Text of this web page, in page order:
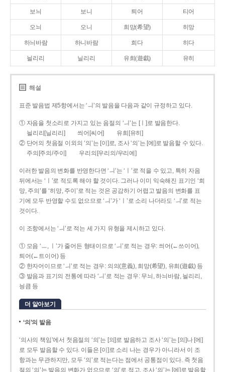
보늬 보니 틔어 티어
오늬 오니 희망(希望) 히망
하늬바람 하니바람 희다 히다
늴리리 닐리리 유희(遊戱) 유히
해설
표준 발음법 제5항에서는 ‘ㅢ’의 발음을 다음과 같이 규정하고 있다.
① 자음을 첫소리로 가지고 있는 음절의 ‘ㅢ’는 [ㅣ]로 발음한다.
늴리리[닐리리]
씌어[씨어]
유희[유히]
② 단어의 첫음절 이외의 ‘의’는 [이]로, 조사 ‘의’는 [에]로 발음할 수 있다.
주의[주의/주이]
우리의[우리의/우리에]
이러한 발음의 변화를 반영한다면 ‘ㅢ’는 ‘ㅣ’로 적을 수 있고, 특히 자음
뒤에서는 ‘ㅣ’로 적도록 해야 할 것이다. 그러나 이미 익숙해진 표기인 ‘희
망, 주의’를 ‘히망, 주이’로 적는 것은 공감하기 어렵고 발음의 변화를 표
기에 모두 반영할 수도 없으므로 ‘ㅢ’가 ‘ㅣ’로 소리 나더라도 ‘ㅢ’로 적는
것이다.
이 조항에서는 ‘ㅢ’로 적는 세 가지 유형을 제시하고 있다.
① 모음 ‘ㅡ, ㅣ’가 줄어든 형태이므로 ‘ㅢ’로 적는 경우: 씌어(←쓰이어),
틔어(←트이어) 등
② 한자어이므로 ‘ㅢ’로 적는 경우: 의의(意義), 희망(希望), 유희(遊戱) 등
③ 발음과 표기의 전통에 따라 ‘ㅢ’로 적는 경우: 무늬, 하늬바람, 늴리리,
닁큼 등
더 알아보기
‘의’의 발음
‘의사의 책임’에서 첫음절의 ‘의’는 [의]로 발음하고 조사 ‘의’는 [의]나 [에]
로 모두 발음할 수 있다. 이들은 [이]로 소리 나는 경우가 아니라서 이 조
항과는 무관하지만, 모두 ‘의’로 적는다는 점에서 공통점이 있다. 즉 첫음
절의 ‘의’는 발음의 변화가 없으므로 ‘의’로 적고, 조사 ‘의’는 [에]로 발음할